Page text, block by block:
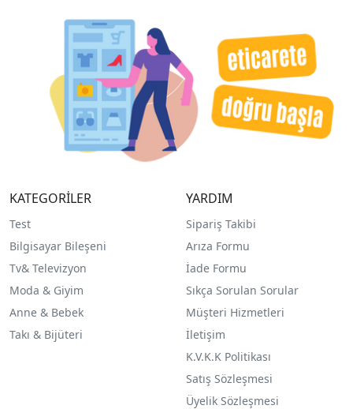
KATEGORİLER
Test
Bilgisayar Bileşeni
Tv& Televizyon
Moda & Giyim
Anne & Bebek
Takı & Bijüteri
YARDIM
Sipariş Takibi
Arıza Formu
İade Formu
Sıkça Sorulan Sorular
Müşteri Hizmetleri
İletişim
K.V.K.K Politikası
Satış Sözleşmesi
Üyelik Sözleşmesi